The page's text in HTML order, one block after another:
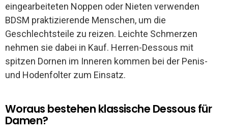
eingearbeiteten Noppen oder Nieten verwenden
BDSM praktizierende Menschen, um die
Geschlechtsteile zu reizen. Leichte Schmerzen
nehmen sie dabei in Kauf. Herren-Dessous mit
spitzen Dornen im Inneren kommen bei der Penis-
und Hodenfolter zum Einsatz.
Woraus bestehen klassische Dessous für
Damen?